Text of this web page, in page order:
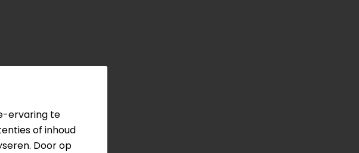
hechting
ervaring te
of inhoud
Door op